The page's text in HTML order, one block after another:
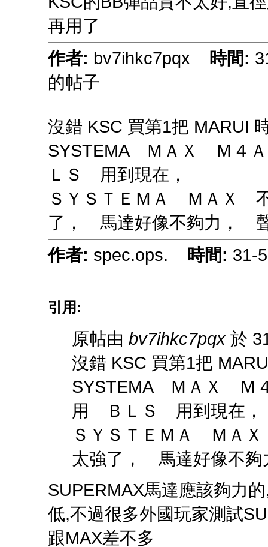
再用了
作者: bv7ihkc7pqx 時間:
的帖子
沒錯 KSC 買第1把 MARUI
SYSTEMA ＭＡＸ Ｍ
ＬＳ 用到現在，
ＳＹＳＴＥＭＡ ＭＡＸ
了， 馬達好像不夠力，
作者: spec.ops. 時間: 31-
引用:
原帖由 bv7ihkc7pqx 於
沒錯 KSC 買第1把
SYSTEMA ＭＡＸ
用 ＢＬＳ 用到現在
ＳＹＳＴＥＭＡ Ｍ
太強了， 馬達好像不
SUPERMAX馬達應該夠力
低,不過很多外國玩家測試
跟MAX差不多